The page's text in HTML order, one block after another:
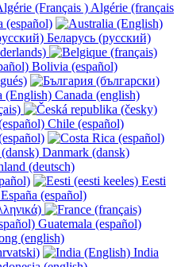
Algérie (français
(español)
Беларусь (русский)
Bolivia (español)
Canada (english)
Chile (español)
Danmark (dansk)
(deutsch)
Eesti
España (español)
Guatemala (español)
(english)
India